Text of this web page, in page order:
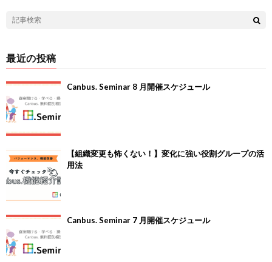
最近の投稿
Canbus. Seminar 8 月開催スケジュール
【組織変更も怖くない！】変化に強い役割グループの活
用法
Canbus. Seminar 7 月開催スケジュール